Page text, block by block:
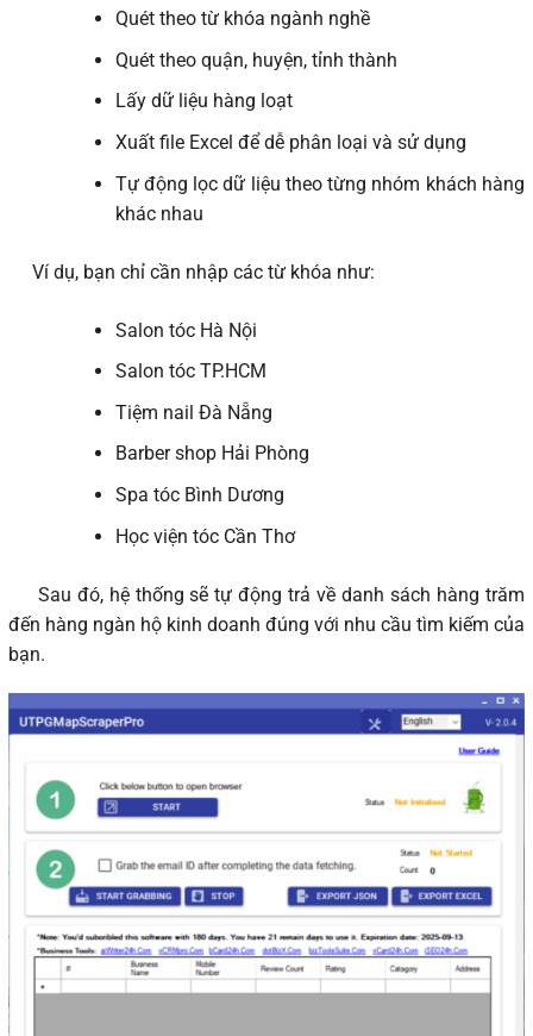
Quét theo từ khóa ngành nghề
Quét theo quận, huyện, tỉnh thành
Lấy dữ liệu hàng loạt
Xuất file Excel để dễ phân loại và sử dụng
Tự động lọc dữ liệu theo từng nhóm khách hàng
khác nhau
Ví dụ, bạn chỉ cần nhập các từ khóa như:
Salon tóc Hà Nội
Salon tóc TP.HCM
Tiệm nail Đà Nẵng
Barber shop Hải Phòng
Spa tóc Bình Dương
Học viện tóc Cần Thơ
Sau đó, hệ thống sẽ tự động trả về danh sách hàng trăm
đến hàng ngàn hộ kinh doanh đúng với nhu cầu tìm kiếm của
bạn.